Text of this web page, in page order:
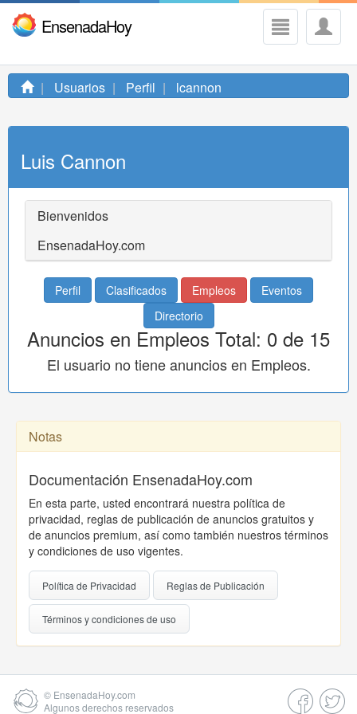
EnsenadaHoy
Usuarios Perfil lcannon
Luis Cannon
Bienvenidos
EnsenadaHoy.com
Perfil Clasificados Empleos
Eventos
Directorio
Anuncios en Empleos Total: 0 de 15
El usuario no tiene anuncios en Empleos.
Notas
Documentación EnsenadaHoy.com
En esta parte, usted encontrará nuestra política de
privacidad, reglas de publicación de anuncios gratuitos y
de anuncios premium, así como también nuestros términos
y condiciones de uso vigentes.
Política de Privacidad Reglas de Publicación
Términos y condiciones de uso
© EnsenadaHoy.com
Algunos derechos reservados